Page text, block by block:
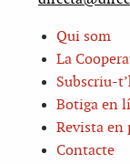
Qui som
La
Subscriu-
Botiga en
Revista en
Contacte